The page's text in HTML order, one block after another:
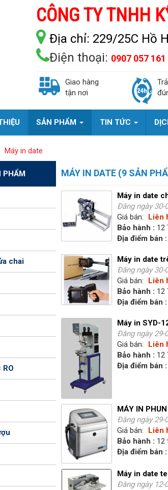
CÔNG TY TNHH
Địa chỉ: 229/25C Hồ
Điện thoại: 0907 057
Giao hàng
tận nơi
SẢN PHẨM TIN TỨC
Máy in date
MÁY IN DATE (9 SẢN
Máy in date
Đăng ngày 30-
Giá bán:
Liên
Bảo hành : 12
Địa điểm bán :
Máy in date
Đăng ngày 30-
Giá bán:
Liên
Bảo hành : 12
Địa điểm bán :
Máy in SYD-
Đăng ngày 29-
Giá bán:
Liên
Bảo hành : 12
Địa điểm bán :
MÁY IN
Đăng ngày 29-
Giá bán:
Liên
Bảo hành : 12
Địa điểm bán :
Máy in date
Đăng ngày 12-
PHẨM
chai